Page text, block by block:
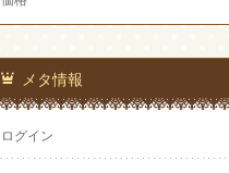
メタ情報
ログイン